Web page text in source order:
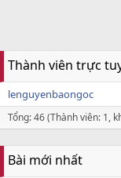
Thành viên trực
lenguyenbaongoc
Tổng: 46 (Thành viên: 1,
Bài mới nhất